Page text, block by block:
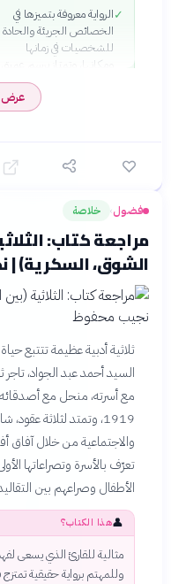
✓الرواية معروفة بتميزها في
الخصائص الجريئة والحادة
للشخصيات في زمانها
ومكانها، وتمتاز برسم عميق
تعالج الرواية قضايا
متجذرة في المجتمع
يُقال عنا إننا شعب راضٍ. هذا
لعمري منتهى البؤس. أجل
غاية البؤس أن تكون بائسًا
وراضيًا»
يدفع القارئ نحو مصائر
الشخصيات بدون رحمة
عرض
فضول› خلاصة
مراجعة كتاب:
الشوق، السكرية)
ثلاثية أدبية عظيمة تتتبع
السيد أحمد عبد الجواد،
1919، وتمتد لثلاثة
والاجتماعية من خلال آفاق
تعرّف بالأسرة وتصراعاتها
الأطفال وصراعهم بين
👤هذا الكتاب؟
مثالية للقارئ الذي يسعى
وللمهتم برواية حقيقية